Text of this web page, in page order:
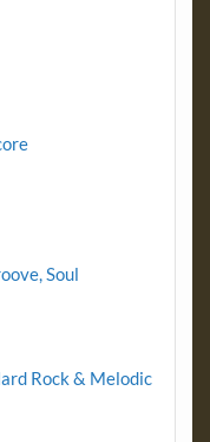
Soul
Rock & Melodic